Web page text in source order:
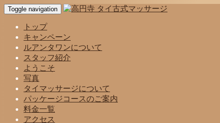
Toggle navigation
トップ
キャンペーン
ルアンタワンについて
スタッフ紹介
ようこそ
写真
タイマッサージについて
パッケージコースのご案内
料金一覧
アクセス